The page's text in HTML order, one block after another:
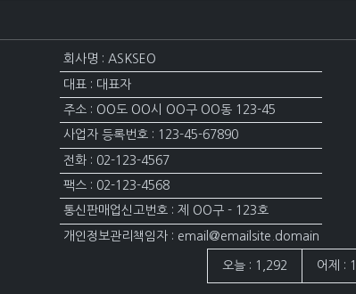
회사명 : ASKSEO
대표 : 대표자
주소 : OO도 OO시 OO구 OO동 123-45
사업자 등록번호 : 123-45-67890
전화 : 02-123-4567
팩스 : 02-123-4568
통신판매업신고번호 : 제 OO구 - 123호
개인정보관리책임자 : email@emailsite.domain
접속자집계
오늘 : 1,292 어제 :